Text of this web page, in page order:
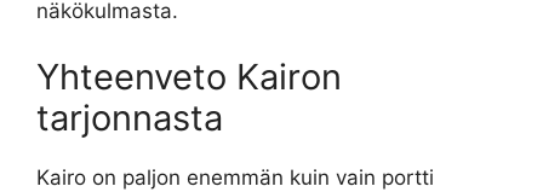
näkökulmasta.
Yhteenveto Kairon
tarjonnasta
Kairo on paljon enemmän kuin vain portti